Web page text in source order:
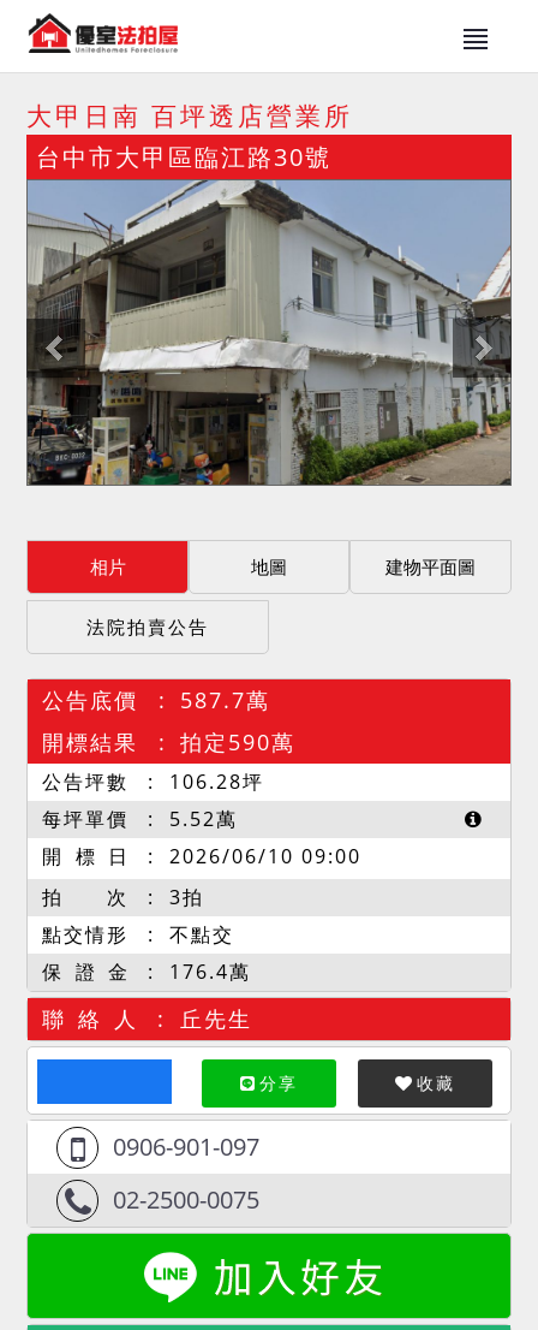
大甲日南 百坪透店營業所
台中市大甲區臨江路30號
相片 地圖 建物平面圖
法院拍賣公告
公告底價
587.7萬
開標結果
拍定590萬
公告坪數 106.28坪
每坪單價
5.52萬
開 標 日
2026/06/10 09:00
拍 次
3拍
點交情形
不點交
保 證 金
176.4萬
聯 絡 人 丘先生
分享 收藏
0906-901-097
02-2500-0075